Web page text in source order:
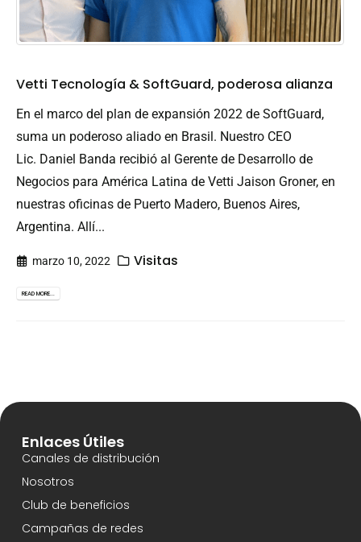
Vetti Tecnología & SoftGuard, poderosa alianza
En el marco del plan de expansión 2022 de SoftGuard,
suma un poderoso aliado en Brasil. Nuestro CEO
Lic. Daniel Banda recibió al Gerente de Desarrollo de
Negocios para América Latina de Vetti Jaison Groner, en
nuestras oficinas de Puerto Madero, Buenos Aires,
Argentina. Allí...
marzo 10, 2022 Visitas
READ MORE...
Enlaces Útiles
Canales de distribución
Nosotros
Club de beneficios
Campañas de redes